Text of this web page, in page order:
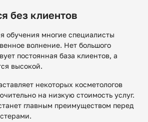
без клиентов
обучения многие специалисты
волнение. Нет большого
постоянная база клиентов, а
высокой.
некоторых косметологов
на низкую стоимость услуг.
главным преимуществом перед